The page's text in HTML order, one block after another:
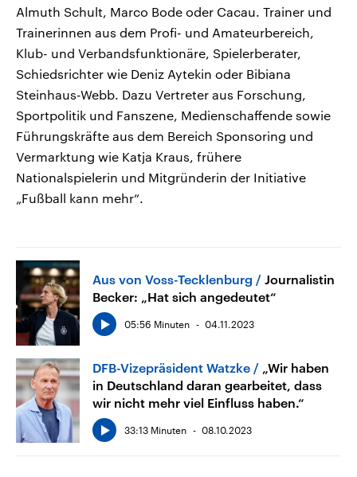
Almuth Schult, Marco Bode oder Cacau. Trainer und
Trainerinnen aus dem Profi- und Amateurbereich,
Klub- und Verbandsfunktionäre, Spielerberater,
Schiedsrichter wie Deniz Aytekin oder Bibiana
Steinhaus-Webb. Dazu Vertreter aus Forschung,
Sportpolitik und Fanszene, Medienschaffende sowie
Führungskräfte aus dem Bereich Sponsoring und
Vermarktung wie Katja Kraus, frühere
Nationalspielerin und Mitgründerin der Initiative
„Fußball kann mehr“.
Aus von Voss-Tecklenburg
Journalistin
Becker: „Hat sich angedeutet“
05:56 Minuten 04.11.2023
DFB-Vizepräsident Watzke
„Wir haben
in Deutschland daran gearbeitet, dass
wir nicht mehr viel Einfluss haben.“
33:13 Minuten 08.10.2023